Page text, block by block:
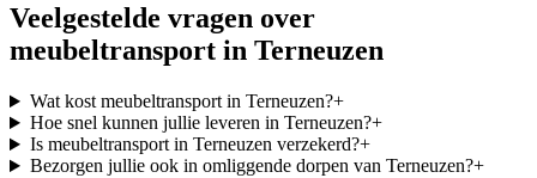
Veelgestelde vragen over
meubeltransport in Terneuzen
Wat kost meubeltransport in Terneuzen?+
Hoe snel kunnen jullie leveren in Terneuzen?+
Is meubeltransport in Terneuzen verzekerd?+
Bezorgen jullie ook in omliggende dorpen van Terneuzen?+